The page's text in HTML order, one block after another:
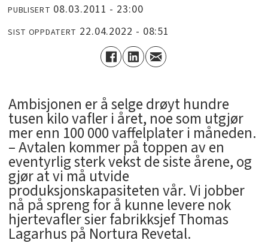
PUBLISERT 08.03.2011 - 23:00
SIST OPPDATERT 22.04.2022 - 08:51
Ambisjonen er å selge drøyt hundre
tusen kilo vafler i året, noe som utgjør
mer enn 100 000 vaffelplater i måneden.
– Avtalen kommer på toppen av en
eventyrlig sterk vekst de siste årene, og
gjør at vi må utvide
produksjonskapasiteten vår. Vi jobber
nå på spreng for å kunne levere nok
hjertevafler sier fabrikksjef Thomas
Lagarhus på Nortura Revetal.